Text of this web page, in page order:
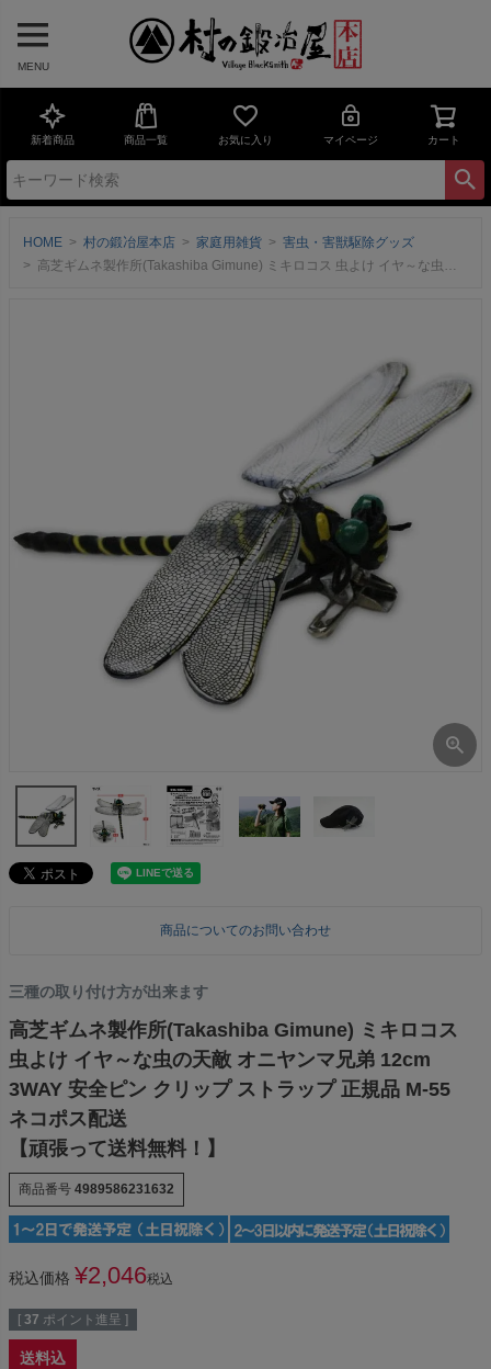
MENU
新着商品 商品一覧 お気に入り マイページ カート
HOME 村の鍛冶屋本店 家庭用雑貨
害虫・害獣駆除グッズ
高芝ギムネ製作所(Takashiba Gimune) ミキロコス 虫よけ イヤ～な虫の天敵 オニヤンマ兄弟 12cm 3WAY 安全ピン クリップ ストラップ 正規品 M-55ネコポス配送【頑張って送料無料！】
商品についてのお問い合わせ
三種の取り付け方が出来ます
高芝ギムネ製作所(Takashiba Gimune) ミキロコス
虫よけ イヤ～な虫の天敵 オニヤンマ兄弟 12cm
3WAY 安全ピン クリップ ストラップ 正規品 M-55
ネコポス配送
【頑張って送料無料！】
商品番号 4989586231632
税込価格 ¥2,046税込
[ 37 ポイント進呈 ]
送料込